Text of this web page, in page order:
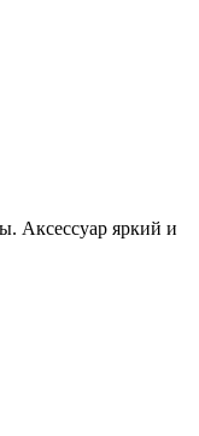
Аксессуар яркий и